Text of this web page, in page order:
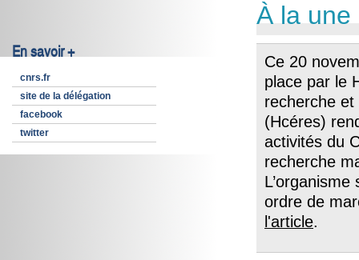
En savoir +
cnrs.fr
site de la délégation
facebook
twitter
À la une
Ce 20
place par le
recherche
(Hcéres)
activités du
recherche
ordre de
l'article.